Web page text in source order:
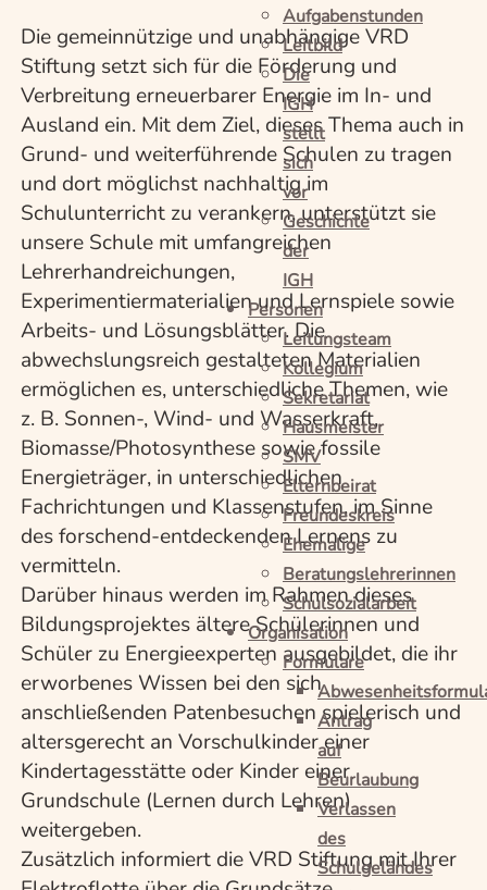
Aufgabenstunden
Leitbild
Die
IGH
stellt
sich
vor
Geschichte
der
IGH
Personen
Leitungsteam
Kollegium
Sekretariat
Hausmeister
SMV
Elternbeirat
Freundeskreis
Ehemalige
Beratungslehrerinnen
Schulsozialarbeit
Organisation
Formulare
Antrag
auf
Beurlaubung
Verlassen
des
Schulgeländes
Die gemeinnützige und unabhängige VRD
Stiftung setzt sich für die Förderung und
Verbreitung erneuerbarer Energie im In- und
Ausland ein. Mit dem Ziel, dieses Thema auch in
Grund- und weiterführende Schulen zu tragen
und dort möglichst nachhaltig im
Schulunterricht zu verankern, unterstützt sie
unsere Schule mit umfangreichen
Lehrerhandreichungen,
Experimentiermaterialien und Lernspiele sowie
Arbeits- und Lösungsblätter. Die
abwechslungsreich gestalteten Materialien
ermöglichen es, unterschiedliche Themen, wie
z. B. Sonnen-, Wind- und Wasserkraft,
Biomasse/Photosynthese sowie fossile
Energieträger, in unterschiedlichen
Fachrichtungen und Klassenstufen, im Sinne
des forschend-entdeckenden Lernens zu
vermitteln.
Darüber hinaus werden im Rahmen dieses
Bildungsprojektes ältere Schülerinnen und
Schüler zu Energieexperten ausgebildet, die ihr
erworbenes Wissen bei den sich
anschließenden Patenbesuchen spielerisch und
altersgerecht an Vorschulkinder einer
Kindertagesstätte oder Kinder einer
Grundschule (Lernen durch Lehren)
weitergeben.
Zusätzlich informiert die VRD Stiftung mit Ihrer